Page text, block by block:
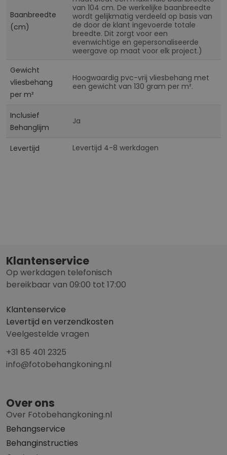
Baanbreedte
(cm)
van 104 cm. De werkelijke baanbreedte
wordt gelijkmatig verdeeld op basis van
de door de klant ingevoerde totale
breedte. Dit zorgt voor een
evenwichtige en gepersonaliseerde
weergave op maat voor elk project.)
Gewicht
vliesbehang
per m²
Hoogwaardig pvc-vrij vliesbehang met
een gewicht van 130 gram per m².
Inclusief
Behanglijm
Ja
Levertijd Levertijd 4-8 werkdagen
Klantenservice
Op werkdagen telefonisch
bereikbaar van 09:00 tot 17:00
Klantenservice
Levertijd en verzendkosten
Veelgestelde vragen
+31 85 401 2325
info@fotobehangkoning.nl
Over ons
Over Fotobehangkoning.nl
Behangservice
Behanginstructies